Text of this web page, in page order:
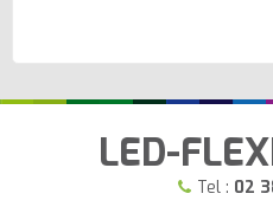
LED-
Tel : 02